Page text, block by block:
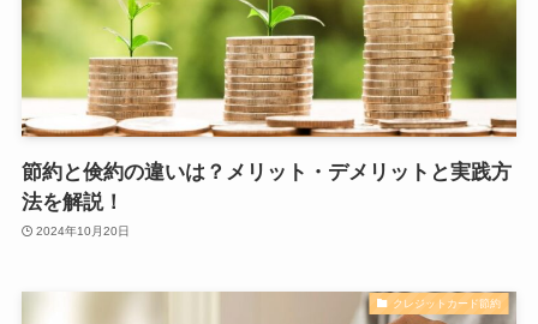
節約と倹約の違いは？メリット・デメリットと実践方
法を解説！
2024年10月20日
クレジットカード節約